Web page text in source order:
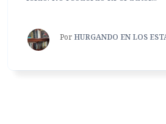
Por HURGANDO EN LOS